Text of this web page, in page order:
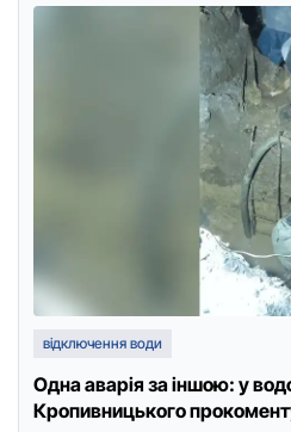
відключення води
Одна аварія за іншою: у
Кропивницького